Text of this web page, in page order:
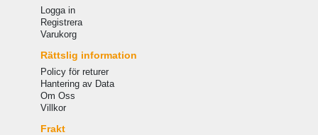
Logga in
Registrera
Varukorg
Rättslig information
Policy för returer
Hantering av Data
Om Oss
Villkor
Frakt